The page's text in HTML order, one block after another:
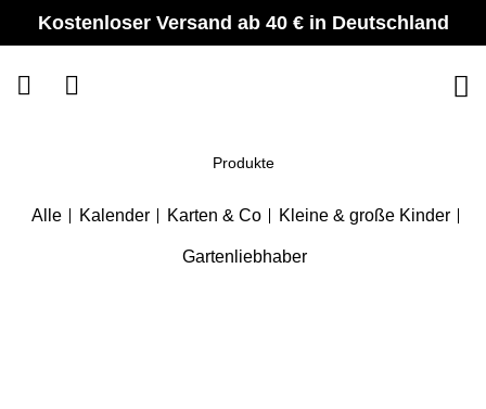
Inhalt
Kostenloser Versand ab 40 € in Deutschland
Produkte
Alle Kalender Karten & Co Kleine & große Kinder
Gartenliebhaber